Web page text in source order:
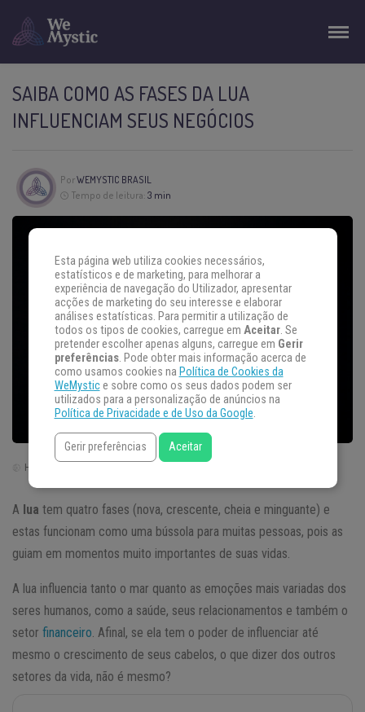
SAIBA COMO AS FASES DA LUA
INFLUENCIAM SEUS NEGÓCIOS
PorWEMYSTIC BRASIL
Tempo de leitura: 3 min
Horário de Brasília | Brasil (GTM -3)
A lua tem quatro fases (nova, crescente, cheia e minguante) e
estas funcionam como uma bússola para muitas pessoas, pois as
guiam em momentos muito importantes de suas vidas.
A lua influencia tanto o mar quanto as emoções mais variadas dos
seres humanos, como a saúde, seus relacionamentos e também o
setor financeiro . Afinal, se ela tem o poder de influenciar até
mesmo o crescimento de seus cabelos, o que dizer dos outros
setores da vida, não é mesmo?
Esta página web utiliza cookies necessários,
estatísticos e de marketing, para melhorar a
experiência de navegação do Utilizador, apresentar
acções de marketing do seu interesse e elaborar
análises estatísticas. Para permitir a utilização de
todos os tipos de cookies, carregue em Aceitar. Se
pretender escolher apenas alguns, carregue em Gerir
preferências. Pode obter mais informação acerca de
como usamos cookies na Política de Cookies da
WeMystice sobre como os seus dados podem ser
utilizados para a personalização de anúncios na
Política de Privacidade e de Uso da Google.
Gerir preferências Aceitar